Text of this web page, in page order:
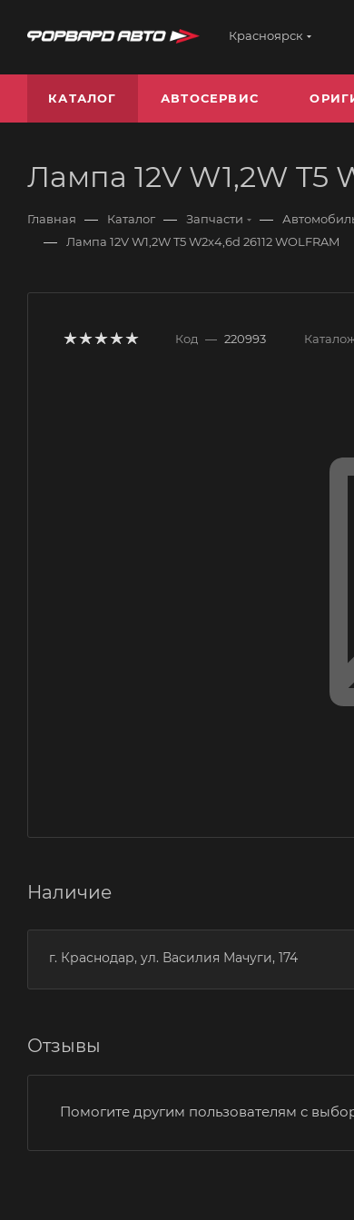
Красноярск
КАТАЛОГ АВТОСЕРВИС
Лампа 12V W1,2W T5
Главная — Каталог — Запчасти —
— Лампа 12V W1,2W T5 W2x4,6d 26112 WOLFRAM
Код — 220993
Наличие
г. Краснодар, ул. Василия Мачуги, 174
Отзывы
Помогите другим пользователям с